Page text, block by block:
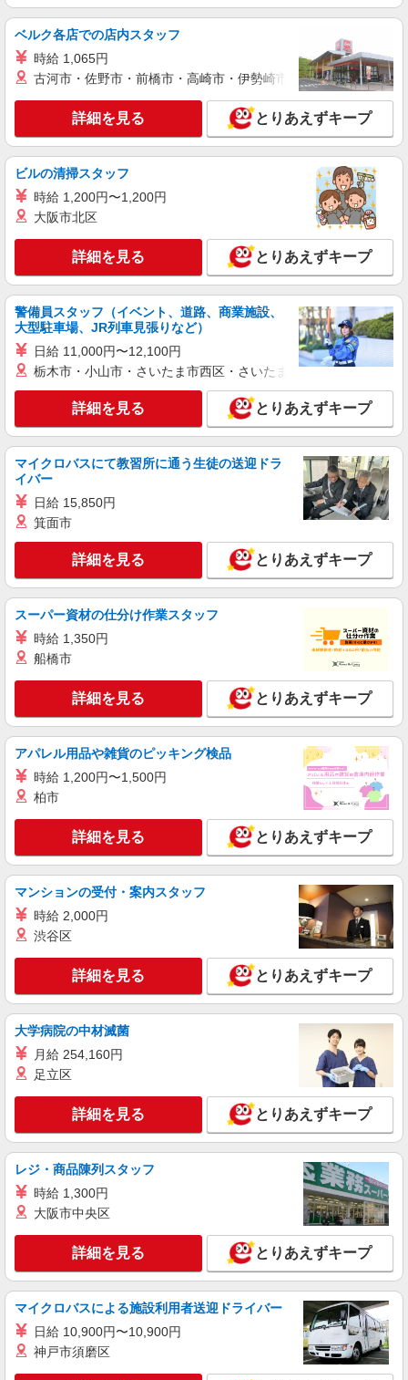
派遣社員
株式会社綜合キャリアオプション（1314VJ0805G68★93-S-T2）
自動車シートのネジ締め・検査/日払いOK
時給1,550円〜1,938円 ※経験・能力による
※時間外・深夜手当含む 【月収例】33万4000円(8
時間×21日+残業・深夜手当) 交通費：既定支給
福岡県京都郡苅田町
キープ 詳細を見る
職業紹介
株式会社綜合キャリアオプション（1314VJ0805G69★2-N-T4）
(紹)自動車製造に関わる加工/組立/塗装/運搬/検
査
時給1,400円〜1,750円 ※経験・能力による
※時間外・深夜手当含む 【月収例】40万7000円(8
時間×21日+残業・深夜手当)※時間外30%増、休日
出勤40%増、深夜30%増 交通費：既定支給
福岡県福岡県京都郡苅田町新浜町1番地3号
キープ 詳細を見る
株式会社綜合キャリアオプション（1314VJ0805G68★73-S-T2）
くるま用各パーツの製造・組付け＊手当合計最
時給1,400円〜1,750円 ※経験・能力による
※時間外・深夜手当含む 【月収例】31万9000円(8
福岡県京都郡苅田町
キープ 詳細を見る
派遣社員
株式会社綜合キャリアオプション（1314VJ0805G68★68-S-T3）
倉庫内で部品組付け・梱包・出荷/日払いOK
時給1,500円 交通費：既定支給
福岡県京都郡苅田町
キープ 詳細を見る
派遣社員
株式会社綜合キャリアオプション（1314VJ0805G68★64-S-T2）
車パーツのでこぼこ取り/日払いOK
時給1,450円〜1,813円 ※経験・能力による
※時間外・深夜手当含む ※初回契約時(3ヶ月間)
のみ時給1350円 ※自宅通勤者の場合:時給1700
円〜 【月収例】38万6000円(11時間×21日+残業・
深夜) ※1ヶ月単位の変形労働制 ※時給1450円
福岡県京都郡苅田町
詳細を見る
株式会社テクノ・サービス/お仕事No/0917594
金属部品の加工
福岡県京都郡苅田町 ＊車・バイク通勤OK
詳細を見る
派遣社員
株式会社綜合キャリアオプション（1314VJ0805G68★82-S-T3）
くるまの空調パーツの組立/日払いOK
時給1,430円〜1,788円 ※経験・能力による
※時間外・深夜手当含む 交通費：既定支給
福岡県京都郡苅田町
キープ 詳細を見る
職業紹介
株式会社綜合キャリアオプション（1314VJ0805G69★1-N-T4）
ベルク各店での店内スタッフ
時給 1,065円
古河市・佐野市・前橋市・高崎市・伊勢崎市・太田市・館林市
詳細を見る とりあえずキープ
ビルの清掃スタッフ
時給 1,200円〜1,200円
大阪市北区
詳細を見る とりあえずキープ
警備員スタッフ（イベント、道路、商業施設、
大型駐車場、JR列車見張りなど）
日給 11,000円〜12,100円
栃木市・小山市・さいたま市西区・さいたま市岩槻区・久喜市・
詳細を見る とりあえずキープ
マイクロバスにて教習所に通う生徒の送迎ドラ
イバー
日給 15,850円
箕面市
詳細を見る とりあえずキープ
スーパー資材の仕分け作業スタッフ
時給 1,350円
船橋市
詳細を見る とりあえずキープ
アパレル用品や雑貨のピッキング検品
時給 1,200円〜1,500円
柏市
詳細を見る とりあえずキープ
マンションの受付・案内スタッフ
時給 2,000円
渋谷区
詳細を見る とりあえずキープ
大学病院の中材滅菌
月給 254,160円
足立区
詳細を見る とりあえずキープ
レジ・商品陳列スタッフ
時給 1,300円
大阪市中央区
詳細を見る とりあえずキープ
マイクロバスによる施設利用者送迎ドライバー
日給 10,900円〜10,900円
神戸市須磨区